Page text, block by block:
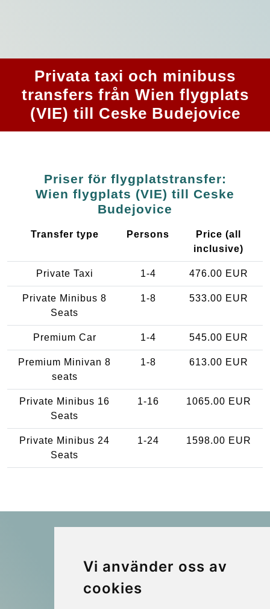
Vi använder oss av
cookies
Privata taxi och minibuss
transfers från Wien flygplats
(VIE) till Ceske Budejovice
Priser för flygplatstransfer:
Wien flygplats (VIE) till Ceske
Budejovice
Transfer type Persons
Price (all
inclusive)
Private Taxi 1-4 476.00 EUR
Private Minibus 8
Seats
1-8 533.00 EUR
Premium Car 1-4 545.00 EUR
Premium Minivan 8
seats
1-8 613.00 EUR
Private Minibus 16
Seats
1-16 1065.00 EUR
Private Minibus 24
Seats
1-24 1598.00 EUR
Kraken Travel Ltd.
www.uptransfers.com